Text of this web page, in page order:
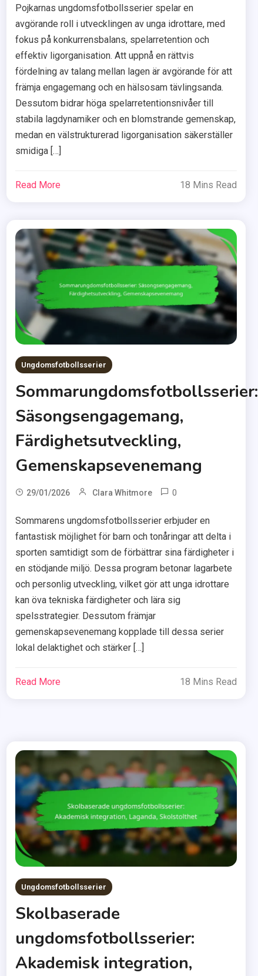
Pojkarnas ungdomsfotbollsserier spelar en
avgörande roll i utvecklingen av unga idrottare, med
fokus på konkurrensbalans, spelarretention och
effektiv ligorganisation. Att uppnå en rättvis
fördelning av talang mellan lagen är avgörande för att
främja engagemang och en hälsosam tävlingsanda.
Dessutom bidrar höga spelarretentionsnivåer till
stabila lagdynamiker och en blomstrande gemenskap,
medan en välstrukturerad ligorganisation säkerställer
smidiga […]
Read More 18 Mins Read
Ungdomsfotbollsserier
Sommarungdomsfotbollsserier:
Säsongsengagemang,
Färdighetsutveckling,
Gemenskapsevenemang
29/01/2026 Clara Whitmore 0
Sommarens ungdomsfotbollsserier erbjuder en
fantastisk möjlighet för barn och tonåringar att delta i
sporten samtidigt som de förbättrar sina färdigheter i
en stödjande miljö. Dessa program betonar lagarbete
och personlig utveckling, vilket gör att unga idrottare
kan öva tekniska färdigheter och lära sig
spelsstrategier. Dessutom främjar
gemenskapsevenemang kopplade till dessa serier
lokal delaktighet och stärker […]
Read More 18 Mins Read
Ungdomsfotbollsserier
Skolbaserade
ungdomsfotbollsserier:
Akademisk integration,